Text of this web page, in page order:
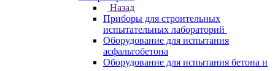
Назад
Приборы для строительных
испытательных лабораторий
Оборудование для испытания
асфальтобетона
Оборудование для испытания бетона и